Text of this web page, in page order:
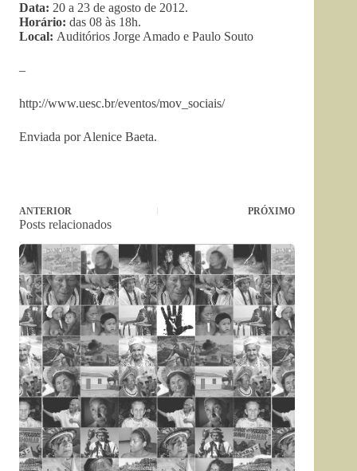
Data: 20 a 23 de agosto de 2012.
Horário: das 08 às 18h.
Local: Auditórios Jorge Amado e Paulo Souto
–
http://www.uesc.br/eventos/mov_sociais/
Enviada por Alenice Baeta.
ANTERIOR PRÓXIMO
Posts relacionados